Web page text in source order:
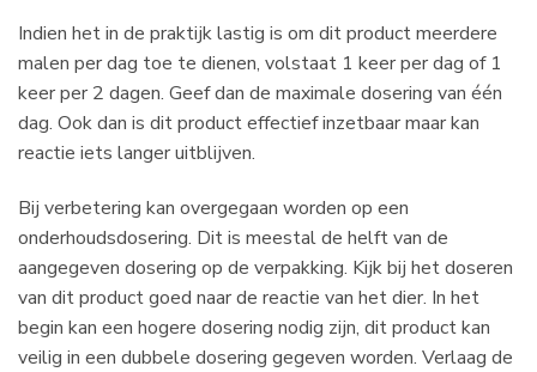
Indien het in de praktijk lastig is om dit product meerdere
malen per dag toe te dienen, volstaat 1 keer per dag of 1
keer per 2 dagen. Geef dan de maximale dosering van één
dag. Ook dan is dit product effectief inzetbaar maar kan
reactie iets langer uitblijven.
Bij verbetering kan overgegaan worden op een
onderhoudsdosering. Dit is meestal de helft van de
aangegeven dosering op de verpakking. Kijk bij het doseren
van dit product goed naar de reactie van het dier. In het
begin kan een hogere dosering nodig zijn, dit product kan
veilig in een dubbele dosering gegeven worden. Verlaag de